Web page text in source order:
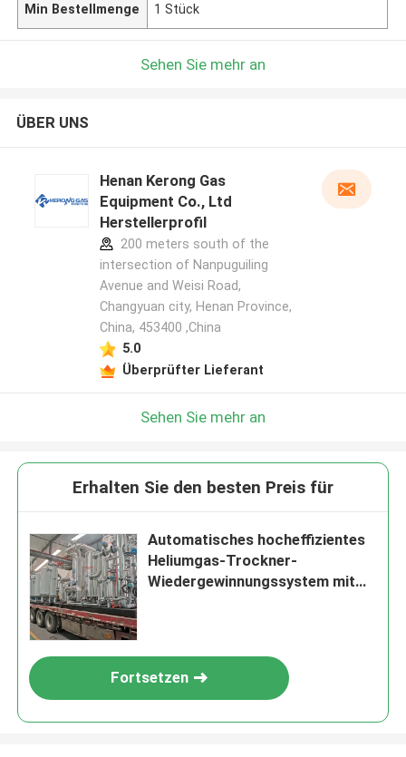
Min Bestellmenge 1 Stück
Sehen Sie mehr an
ÜBER UNS
Henan Kerong Gas
Equipment Co., Ltd
Herstellerprofil
200 meters south of the
intersection of Nanpuguiling
Avenue and Weisi Road,
Changyuan city, Henan Province,
China, 453400 ,China
5.0
Überprüfter Lieferant
Sehen Sie mehr an
Erhalten Sie den besten Preis für
Automatisches hocheffizientes
Heliumgas-Trockner-
Wiedergewinnungssystem mit
Fortsetzen